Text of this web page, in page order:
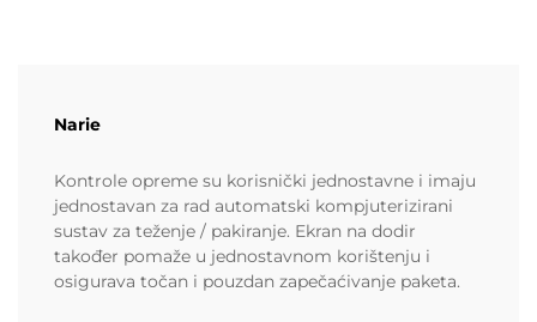
Narie
Kontrole opreme su korisnički jednostavne i imaju
jednostavan za rad automatski kompjuterizirani
sustav za teženje / pakiranje. Ekran na dodir
također pomaže u jednostavnom korištenju i
osigurava točan i pouzdan zapečaćivanje paketa.